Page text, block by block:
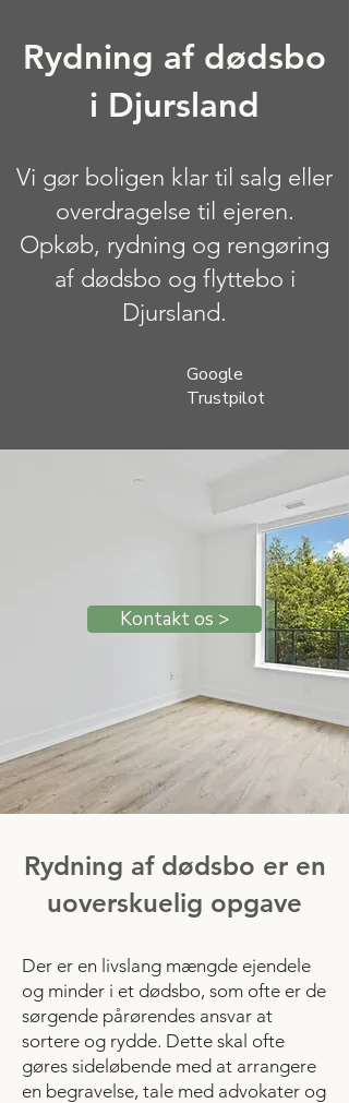
Rydning af dødsbo
i Djursland
Vi gør boligen klar til salg eller
overdragelse til ejeren.
Opkøb, rydning og rengøring
af dødsbo og flyttebo i
Djursland.
Google
Trustpilot
Kontakt os >
Rydning af dødsbo er en
uoverskuelig opgave
Der er en livslang mængde ejendele
og minder i et dødsbo, som ofte er de
sørgende pårørendes ansvar at
sortere og rydde. Dette skal ofte
gøres sideløbende med at arrangere
en begravelse, tale med advokater og